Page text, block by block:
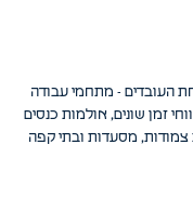
העובדים - מתחמי עבודה
זמן שונים, אולמות כנסים
צמודות, מסעדות ובתי קפה